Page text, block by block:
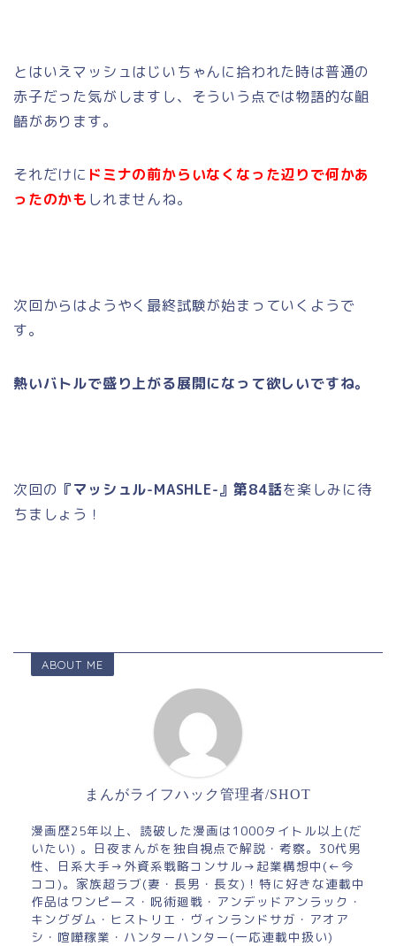
とはいえマッシュはじいちゃんに拾われた時は普通の
赤子だった気がしますし、そういう点では物語的な齟
齬があります。
それだけに ドミナの前からいなくなった辺りで何かあ
ったのかも しれませんね。
次回からはようやく最終試験が始まっていくようで
す。
熱いバトルで盛り上がる展開になって欲しいですね。
次回の 『マッシュル-MASHLE-』第84話を楽しみに待
ちましょう！
ABOUT ME
まんがライフハック管理者/SHOT
漫画歴25年以上、読破した漫画は1000タイトル以上(だ
いたい) 。日夜まんがを独自視点で解説・考察。30代男
性、日系大手→外資系戦略コンサル→起業構想中(←今
ココ)。家族超ラブ(妻・長男・長女)！特に好きな連載中
作品はワンピース・呪術廻戦・アンデッドアンラック・
キングダム・ヒストリエ・ヴィンランドサガ・アオア
シ・喧嘩稼業・ハンターハンター(一応連載中扱い)